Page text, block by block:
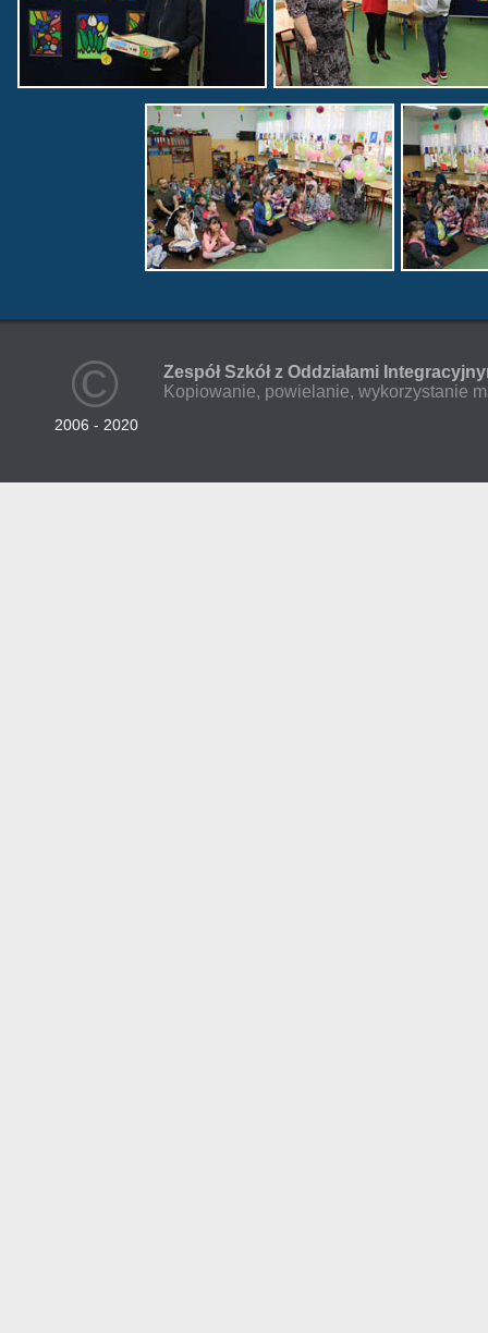
©
2006 - 2020
Zespół Szkół z Oddziałami
Kopiowanie, powielanie, wykorzystanie